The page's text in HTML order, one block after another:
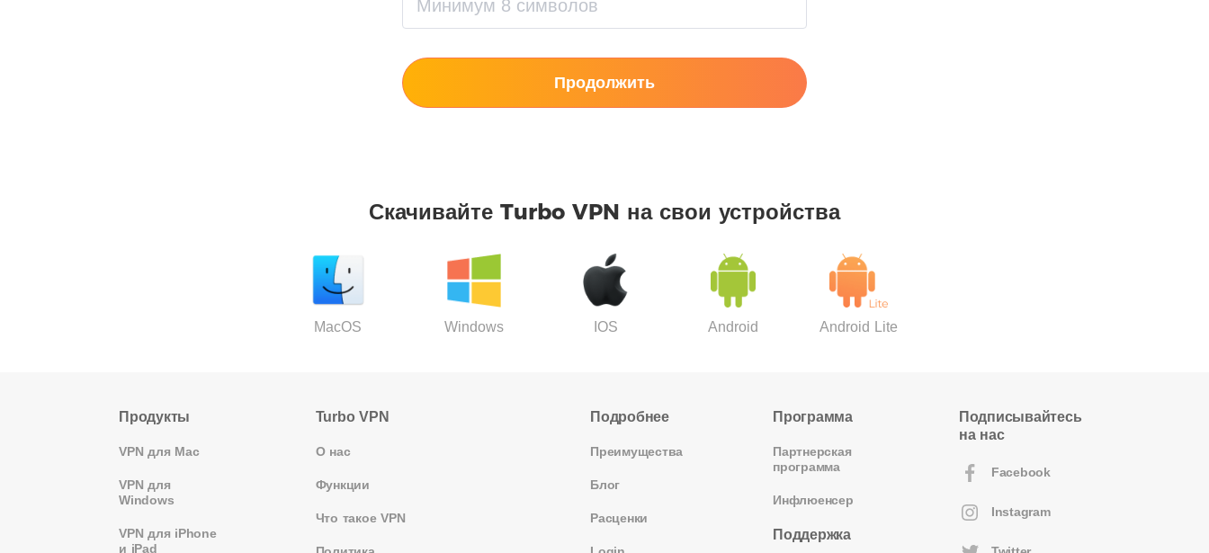
Продолжить
Скачивайте Turbo VPN на свои устройства
MacOS Windows IOS Android Android Lite
Продукты
VPN для Mac
VPN для
Windows
VPN для iPhone
и iPad
Turbo VPN
О нас
Функции
Что такое VPN
Подробнее
Преимущества
Блог
Расценки
Программа
Партнерская
программа
Инфлюенсер
Поддержка
Подписывайтесь
на нас
Facebook
Instagram